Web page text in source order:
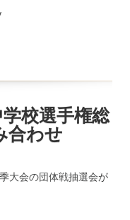
校選手権総
合わせ
大会の団体戦抽選会が